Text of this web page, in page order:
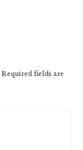
Required fields are